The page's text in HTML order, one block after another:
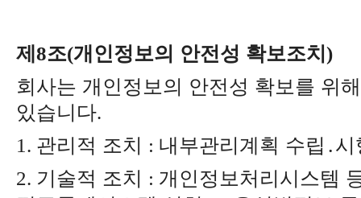
제8조(개인정보의 안전성 확보조치)
회사는 개인정보의 안전성 확보를 위
있습니다.
1. 관리적 조치 : 내부관리계획 수립 ․시
2. 기술적 조치 : 개인정보처리시스템